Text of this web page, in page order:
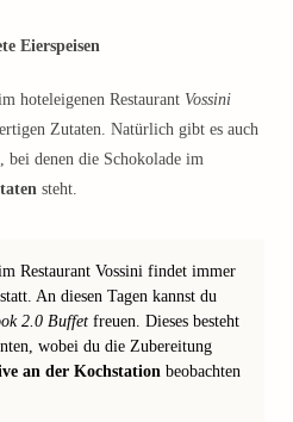
Eierspeisen
hoteleigenen Restaurant Vossini
Zutaten. Natürlich gibt es auch
, bei denen die Schokolade im
steht.
Restaurant Vossini findet immer
statt. An diesen Tagen kannst du
2.0 Buffet freuen. Dieses besteht
wobei du die Zubereitung
an der Kochstation beobachten